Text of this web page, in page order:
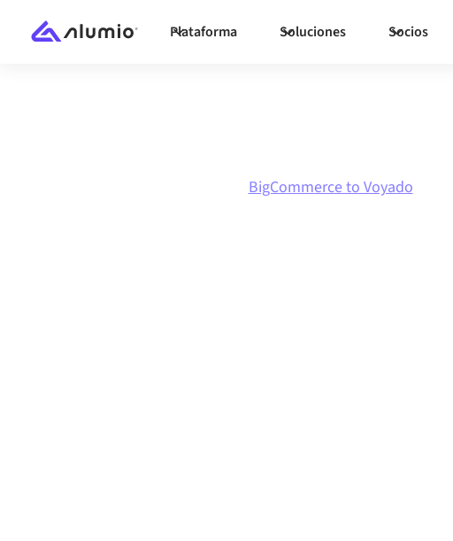
Plataforma Soluciones Socios
BigCommerce to Voyado